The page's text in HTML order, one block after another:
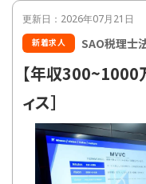
更新日：2026年07月21日
新着求人 SAO税理士法
【年収300~1000
ィス］